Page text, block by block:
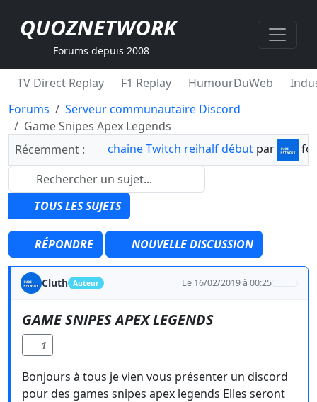
QUOZNETWORK
Forums depuis 2008
TV Direct Replay F1 Replay HumourDuWeb
Forums
Serveur communautaire Discord
Game Snipes Apex Legends
Récemment :
chaine Twitch reihalf début par
TOUS LES SUJETS
RÉPONDRE NOUVELLE DISCUSSION
Cluth Auteur Le 16/02/2019 à 00:25
GAME SNIPES APEX LEGENDS
1
Bonjours à tous je vien vous présenter un discord
pour des games snipes apex legends Elles seront